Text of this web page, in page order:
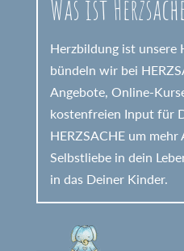
Was ist
Herzbildung ist unsere
bündeln wir bei
Angebote, Online-
kostenfreien Input für
HERZSACHE um
Selbstliebe in dein
in das Deiner Kinder.